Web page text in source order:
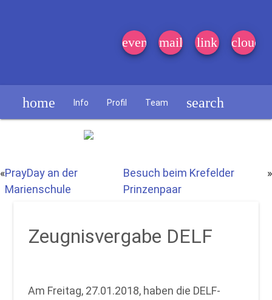
event_note
mail link cloud
home Info Profil Team search
«PrayDay an der
Marienschule
Besuch beim Krefelder
Prinzenpaar
»
Zeugnisvergabe DELF
Am Freitag, 27.01.2018, haben die DELF-